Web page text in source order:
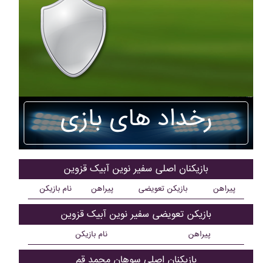
رخداد های بازی
بازیکنان اصلی سفير نوين آبيک قزوين
نام بازیکن پیراهن بازیکن تعویضی پیراهن
بازیکن تعویضی سفير نوين آبيک قزوين
نام بازیکن پیراهن